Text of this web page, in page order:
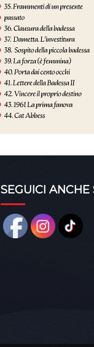
SEGUICI ANCHE